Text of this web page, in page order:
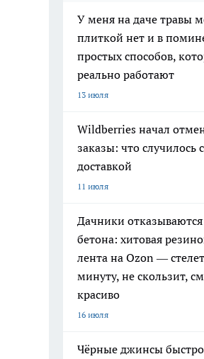
У меня на даче травы
плиткой нет и в
простых способов,
реально работают
13 июля
Wildberries начал
заказы: что случилось с
доставкой
11 июля
Дачники
бетона: хитовая
лента на Ozon —
минуту, не скользит,
красиво
16 июля
Чёрные джинсы быстро